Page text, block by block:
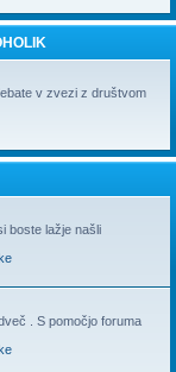
v zvezi z društvom
boste lažje našli
. S pomočjo foruma